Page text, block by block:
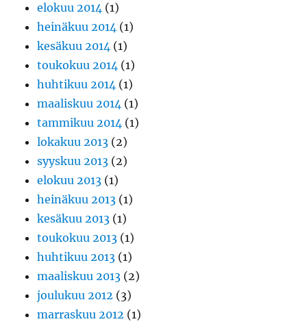
elokuu 2014 (1)
heinäkuu 2014 (1)
kesäkuu 2014 (1)
toukokuu 2014 (1)
huhtikuu 2014 (1)
maaliskuu 2014 (1)
tammikuu 2014 (1)
lokakuu 2013 (2)
syyskuu 2013 (2)
elokuu 2013 (1)
heinäkuu 2013 (1)
kesäkuu 2013 (1)
toukokuu 2013 (1)
huhtikuu 2013 (1)
maaliskuu 2013 (2)
joulukuu 2012 (3)
marraskuu 2012 (1)